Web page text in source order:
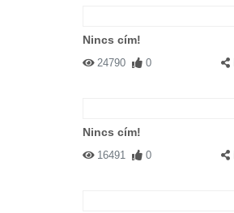
Nincs cím!
24790 0
Nincs cím!
16491 0